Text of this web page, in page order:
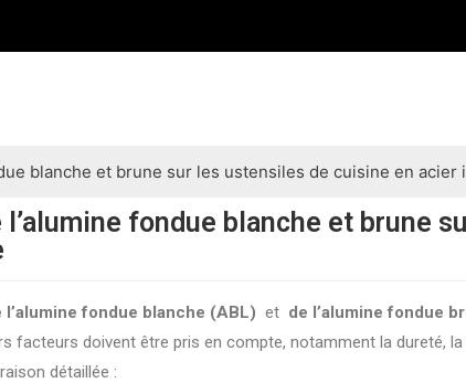
blanche et brune sur les ustensiles de cuisine en acier
l’alumine fondue blanche et brune
l’alumine fondue blanche (ABL) et de l’alumine fondue
facteurs doivent être pris en compte, notamment la dureté,
détaillée :